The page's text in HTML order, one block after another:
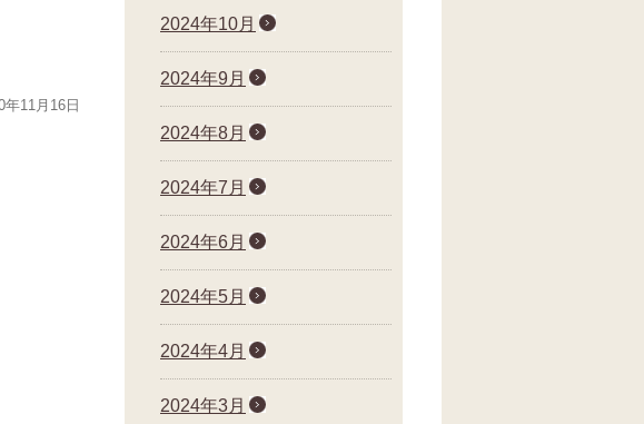
年11月16日
2024年10月
2024年9月
2024年8月
2024年7月
2024年6月
2024年5月
2024年4月
2024年3月